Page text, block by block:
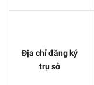
Địa chỉ đăng ký
trụ sở